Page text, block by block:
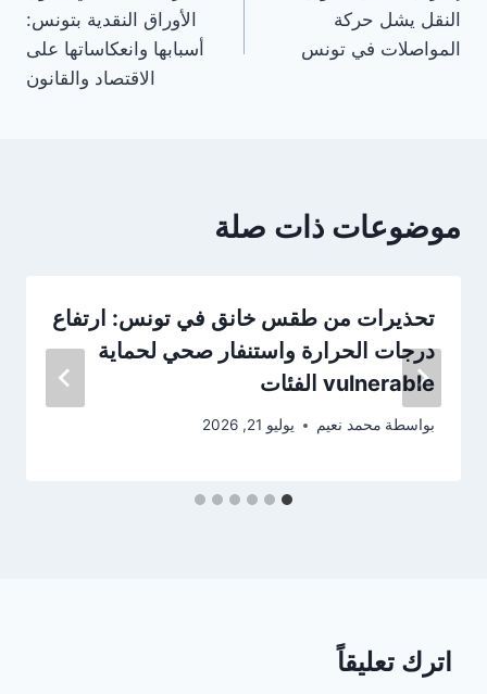
النقل يشل حركة
المواصلات في تونس
الأوراق النقدية بتونس:
أسبابها وانعكاساتها على
الاقتصاد والقانون
موضوعات ذات صلة
تحذيرات من طقس خانق في تونس: ارتفاع
درجات الحرارة واستنفار صحي لحماية
vulnerable الفئات
بواسطة محمد نعيم يوليو 21, 2026
اترك تعليقاً